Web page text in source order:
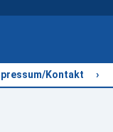
Kontakt ›